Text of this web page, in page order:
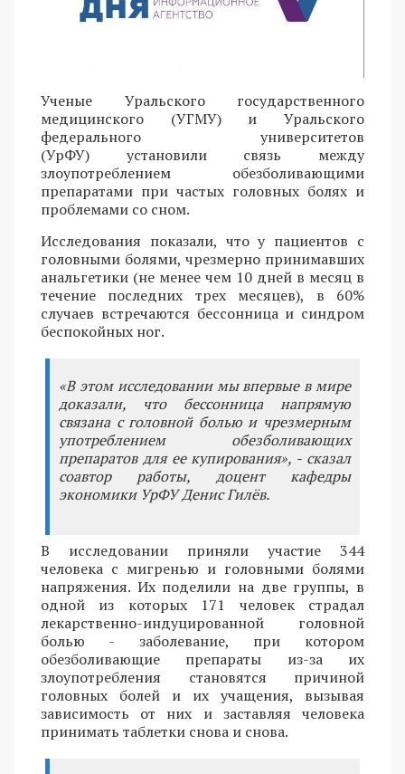
Ученые Уральского государственного
медицинского (УГМУ) и Уральского
федерального университетов
(УрФУ) установили связь между
злоупотреблением обезболивающими
препаратами при частых головных болях и
проблемами со сном.
Исследования показали, что у пациентов с
головными болями, чрезмерно принимавших
анальгетики (не менее чем 10 дней в месяц в
течение последних трех месяцев), в 60%
случаев встречаются бессонница и синдром
беспокойных ног.
«В этом исследовании мы впервые в мире
доказали, что бессонница напрямую
связана с головной болью и чрезмерным
употреблением обезболивающих
препаратов для ее купирования», - сказал
соавтор работы, доцент кафедры
экономики УрФУ Денис Гилёв.
В исследовании приняли участие 344
человека с мигренью и головными болями
напряжения. Их поделили на две группы, в
одной из которых 171 человек страдал
лекарственно-индуцированной головной
болью - заболевание, при котором
обезболивающие препараты из-за их
злоупотребления становятся причиной
головных болей и их учащения, вызывая
зависимость от них и заставляя человека
принимать таблетки снова и снова.